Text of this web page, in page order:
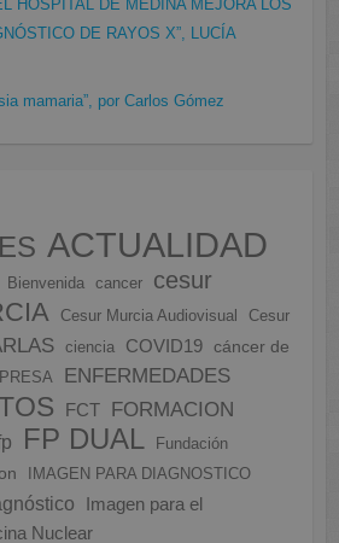
HOSPITAL DE MEDINA MEJORA LOS
DE RAYOS X”, LUCÍA
mamaria”, por Carlos Gómez
ACTUALIDAD
Bienvenida cancer cesur
Cesur Murcia Audiovisual
Cesur
ciencia COVID19
cáncer de
ENFERMEDADES
FCT
FORMACION
FP DUAL
Fundación
IMAGEN PARA DIAGNOSTICO
Imagen para el
Nuclear